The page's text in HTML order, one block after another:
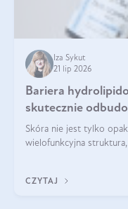
Iza Sykut
21 lip 2026
Bariera
skutecznie
Skóra nie jest tylko
wielofunkcyjna
bariera hydrolipidowa.
CZYTAJ